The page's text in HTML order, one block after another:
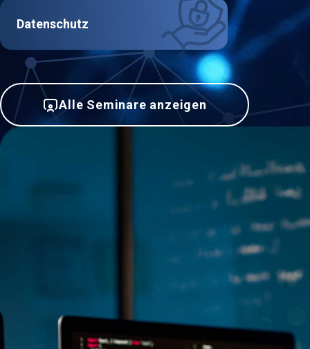
Datenschutz
Alle Seminare anzeigen